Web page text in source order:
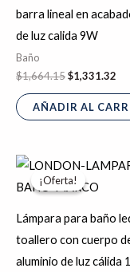
barra lineal en
de luz calida 9W
Baño
$1,664.15$1,331.32
AÑADIR AL
¡Oferta!
¡Oferta!
Lámpara para baño
toallero con cuerpo
aluminio de luz cálida
El
precio
original
$1,748.92.
El